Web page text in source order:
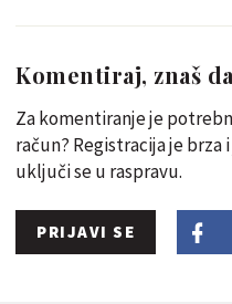
Komentiraj, znaš
Za komentiranje je
račun? Registracija je
uključi se u raspravu.
PRIJAVI SE